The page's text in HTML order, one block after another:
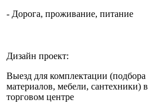
- Дорога, проживание, питание
Дизайн проект:
Выезд для комплектации (подбора
материалов, мебели, сантехники) в
торговом центре